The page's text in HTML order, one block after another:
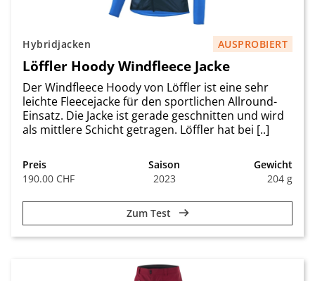
Hybridjacken AUSPROBIERT
Löffler Hoody Windfleece Jacke
Der Windfleece Hoody von Löffler ist eine sehr
leichte Fleecejacke für den sportlichen Allround-
Einsatz. Die Jacke ist gerade geschnitten und wird
als mittlere Schicht getragen. Löffler hat bei [..]
Preis
190.00 CHF
Saison
2023
Gewicht
204 g
Zum Test